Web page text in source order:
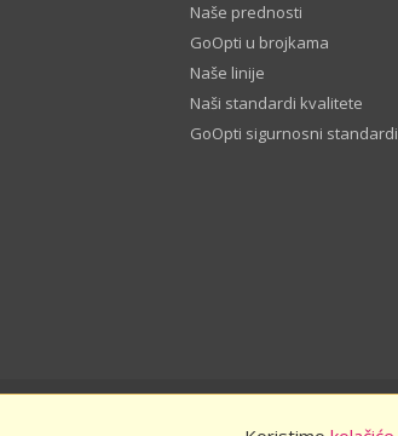
Naše prednosti
GoOpti u brojkama
Naše linije
Naši standardi kvalitete
GoOpti sigurnosni standardi